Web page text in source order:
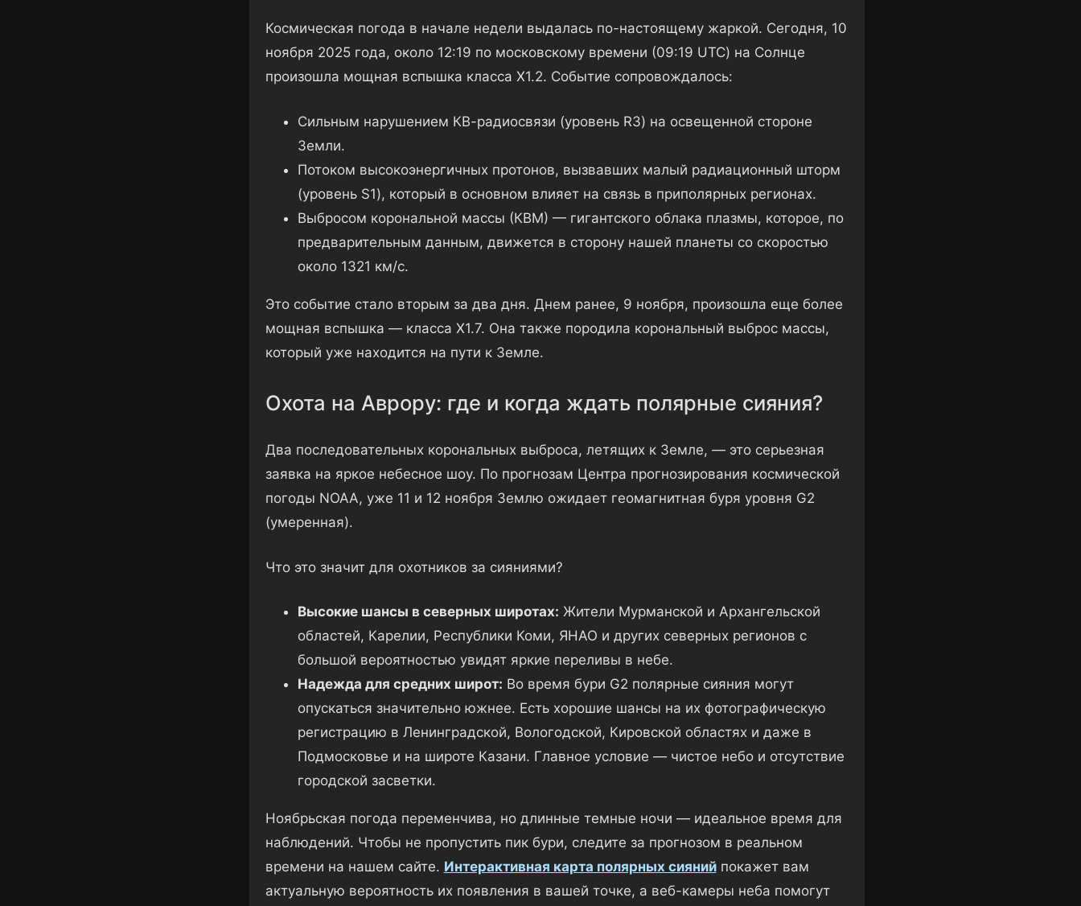
Космическая погода в начале недели выдалась по-настоящему жаркой. Сегодня, 10
ноября 2025 года, около 12:19 по московскому времени (09:19 UTC) на Солнце
произошла мощная вспышка класса X1.2. Событие сопровождалось:
Сильным нарушением КВ-радиосвязи (уровень R3) на освещенной стороне
Земли.
Потоком высокоэнергичных протонов, вызвавших малый радиационный шторм
(уровень S1), который в основном влияет на связь в приполярных регионах.
Выбросом корональной массы (КВМ) — гигантского облака плазмы, которое, по
предварительным данным, движется в сторону нашей планеты со скоростью
около 1321 км/с.
Это событие стало вторым за два дня. Днем ранее, 9 ноября, произошла еще более
мощная вспышка — класса X1.7. Она также породила корональный выброс массы,
который уже находится на пути к Земле.
Охота на Аврору: где и когда ждать полярные сияния?
Два последовательных корональных выброса, летящих к Земле, — это серьезная
заявка на яркое небесное шоу. По прогнозам Центра прогнозирования космической
погоды NOAA, уже 11 и 12 ноября Землю ожидает геомагнитная буря уровня G2
(умеренная).
Что это значит для охотников за сияниями?
Высокие шансы в северных широтах: Жители Мурманской и Архангельской
областей, Карелии, Республики Коми, ЯНАО и других северных регионов с
большой вероятностью увидят яркие переливы в небе.
Надежда для средних широт: Во время бури G2 полярные сияния могут
опускаться значительно южнее. Есть хорошие шансы на их фотографическую
регистрацию в Ленинградской, Вологодской, Кировской областях и даже в
Подмосковье и на широте Казани. Главное условие — чистое небо и отсутствие
городской засветки.
Ноябрьская погода переменчива, но длинные темные ночи — идеальное время для
наблюдений. Чтобы не пропустить пик бури, следите за прогнозом в реальном
времени на нашем сайте. Интерактивная карта полярных сиянийпокажет вам
актуальную вероятность их появления в вашей точке, а веб-камеры неба помогут